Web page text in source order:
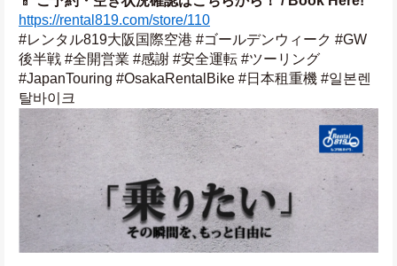
https://rental819.com/store/110
#レンタル819大阪国際空港 #ゴールデンウィーク #GW
後半戦 #全開営業 #感謝 #安全運転 #ツーリング
#JapanTouring #OsakaRentalBike #日本租重機 #일본렌
탈바이크